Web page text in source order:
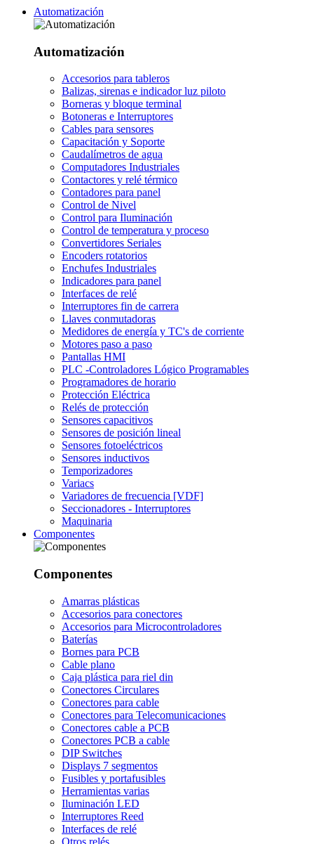
Automatización
Automatización
Accesorios para tableros
Balizas, sirenas e indicador luz piloto
Borneras y bloque terminal
Botoneras e Interruptores
Cables para sensores
Capacitación y Soporte
Caudalímetros de agua
Computadores Industriales
Contactores y relé térmico
Contadores para panel
Control de Nivel
Control para Iluminación
Control de temperatura y proceso
Convertidores Seriales
Encoders rotatorios
Enchufes Industriales
Indicadores para panel
Interfaces de relé
Interruptores fin de carrera
Llaves conmutadoras
Medidores de energía y TC's de corriente
Motores paso a paso
Pantallas HMI
PLC -Controladores Lógico Programables
Programadores de horario
Protección Eléctrica
Relés de protección
Sensores capacitivos
Sensores de posición lineal
Sensores fotoeléctricos
Sensores inductivos
Temporizadores
Variacs
Variadores de frecuencia [VDF]
Seccionadores - Interruptores
Maquinaria
Componentes
Componentes
Amarras plásticas
Accesorios para conectores
Accesorios para Microcontroladores
Baterías
Bornes para PCB
Cable plano
Caja plástica para riel din
Conectores Circulares
Conectores para cable
Conectores para Telecomunicaciones
Conectores cable a PCB
Conectores PCB a cable
DIP Switches
Displays 7 segmentos
Fusibles y portafusibles
Herramientas varias
Iluminación LED
Interruptores Reed
Interfaces de relé
Otros relés